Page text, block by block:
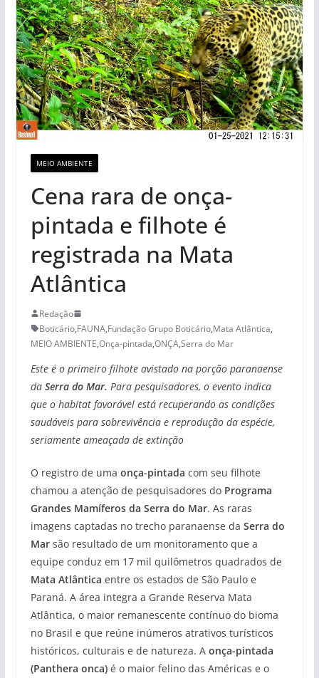
MEIO AMBIENTE
Cena rara de onça-
pintada e filhote é
registrada na Mata
Atlântica
Redação
Boticário,FAUNA,Fundação Grupo Boticário,Mata Atlântica,
MEIO AMBIENTE,Onça-pintada,ONÇA,Serra do Mar
Este é o primeiro filhote avistado na porção paranaense
da Serra do Mar. Para pesquisadores, o evento indica
que o habitat favorável está recuperando as condições
saudáveis para sobrevivência e reprodução da espécie,
seriamente ameaçada de extinção
O registro de uma onça-pintada com seu filhote
chamou a atenção de pesquisadores do Programa
Grandes Mamíferos da Serra do Mar. As raras
imagens captadas no trecho paranaense da Serra do
Mar são resultado de um monitoramento que a
equipe conduz em 17 mil quilômetros quadrados de
Mata Atlântica entre os estados de São Paulo e
Paraná. A área integra a Grande Reserva Mata
Atlântica, o maior remanescente contínuo do bioma
no Brasil e que reúne inúmeros atrativos turísticos
históricos, culturais e de natureza. A onça-pintada
(Panthera onca)é o maior felino das Américas e o